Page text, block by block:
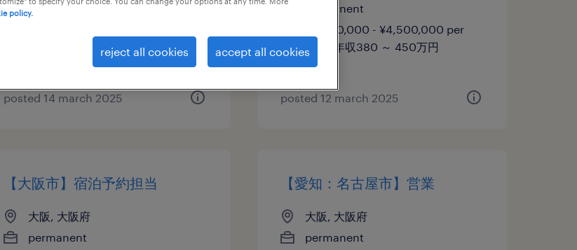
大阪, 大阪府
¥3,800,000 - ¥4,800,000 per
year, 年収380 ～ 480万円
posted 14 march 2025
permanent
¥3,800,000 - ¥4,500,000 per
year, 年収380 ～ 450万円
posted 12 march 2025
【大阪市】宿泊予約担当
大阪, 大阪府
permanent
【愛知：名古屋市】営業
大阪, 大阪府
permanent
policy.
reject all cookies accept all cookies